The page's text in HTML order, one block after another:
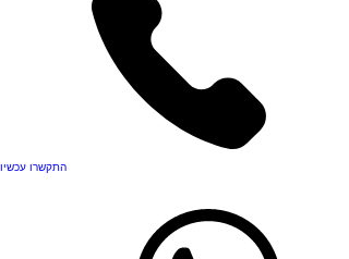
התקשרו עכשיו